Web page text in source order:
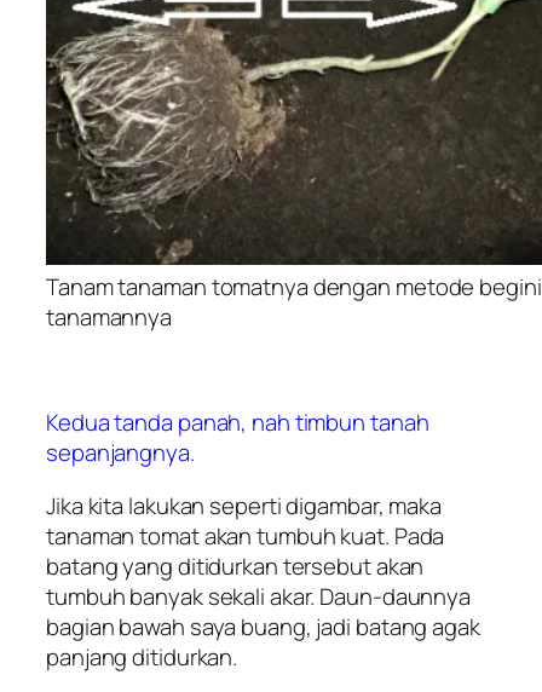
Tanam tanaman tomatnya dengan metode
tanamannya
Kedua tanda panah, nah timbun tanah
sepanjangnya.
Jika kita lakukan seperti digambar, maka
tanaman tomat akan tumbuh kuat. Pada
batang yang ditidurkan tersebut akan
tumbuh banyak sekali akar. Daun-daunnya
bagian bawah saya buang, jadi batang agak
panjang ditidurkan.